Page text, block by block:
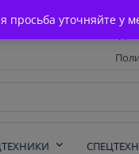
уточняйте у